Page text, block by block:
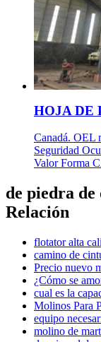
HOJA DE
Canadá. OEL
Seguridad
Valor Forma
de piedra
Relación
flotator alta
camino de
Precio nuevo
¿Cómo se
cual es la
Molinos Para
equipo
molino de